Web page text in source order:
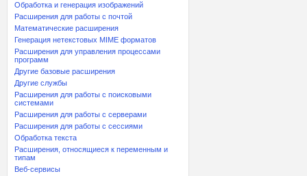
Обработка и генерация изображений
Расширения для работы с почтой
Математические расширения
Генерация нетекстовых MIME форматов
Расширения для управления процессами
программ
Другие базовые расширения
Другие службы
Расширения для работы с поисковыми
системами
Расширения для работы с серверами
Расширения для работы с сессиями
Обработка текста
Расширения, относящиеся к переменным и
типам
Веб-сервисы